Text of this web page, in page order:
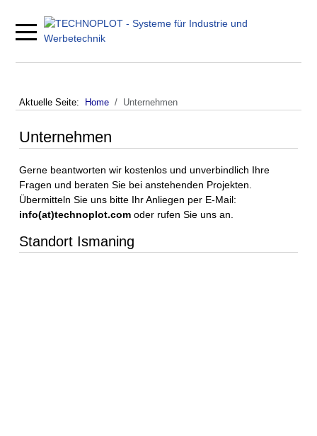
Mobile Menu Toggle
Aktuelle Seite: Home Unternehmen
Unternehmen
Gerne beantworten wir kostenlos und unverbindlich Ihre
Fragen und beraten Sie bei anstehenden Projekten.
Übermitteln Sie uns bitte Ihr Anliegen per E-Mail:
info(at)technoplot.com oder rufen Sie uns an.
Standort Ismaning